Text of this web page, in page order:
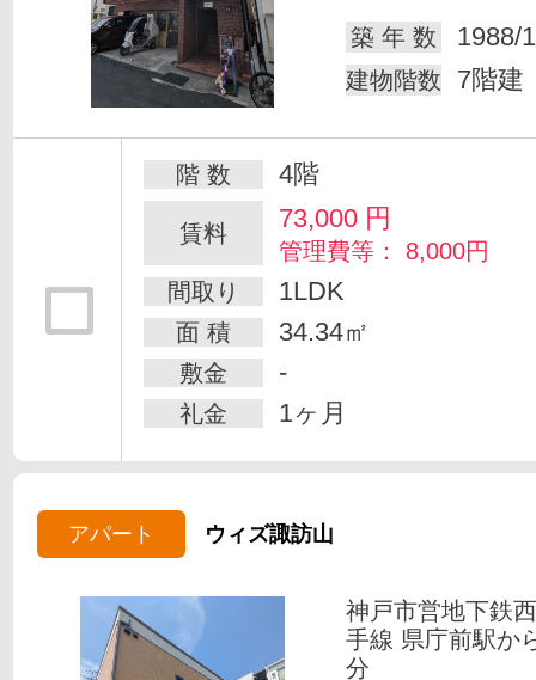
築 年 数
1988/
建物階数 7階建
階 数 4階
賃料 73,000 円
管理費等： 8,000円
間取り
1LDK
面 積 34.34㎡
敷金 -
礼金 1ヶ月
アパート ウィズ諏訪山
神戸市営地下鉄
手線 県庁前駅か
分